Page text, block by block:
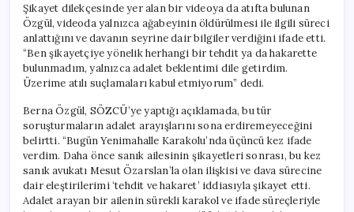
Şikayet dilekçesinde yer alan bir videoya da atıfta bulunan
Özgül, videoda yalnızca ağabeyinin öldürülmesi ile ilgili süreci
anlattığını ve davanın seyrine dair bilgiler verdiğini ifade etti.
“Ben şikayetçiye yönelik herhangi bir tehdit ya da hakarette
bulunmadım, yalnızca adalet beklentimi dile getirdim.
Üzerime atılı suçlamaları kabul etmiyorum” dedi.
Berna Özgül, SÖZCÜ’ye yaptığı açıklamada, bu tür
soruşturmaların adalet arayışlarını sona erdiremeyeceğini
belirtti. “Bugün Yenimahalle Karakolu’nda üçüncü kez ifade
verdim. Daha önce sanık ailesinin şikayetleri sonrası, bu kez
sanık avukatı Mesut Özarslan’la olan ilişkisi ve dava sürecine
dair eleştirilerimi ‘tehdit ve hakaret’ iddiasıyla şikayet etti.
Adalet arayan bir ailenin sürekli karakol ve ifade süreçleriyle